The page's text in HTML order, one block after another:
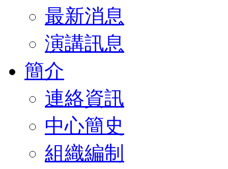
最新消息
演講訊息
簡介
連絡資訊
中心簡史
組織編制